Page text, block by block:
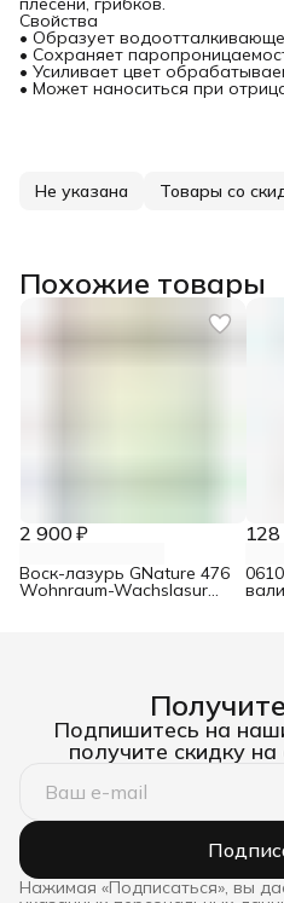
Свойства
• Образует
• Сохраняет
• Усиливает цвет
• Может наноситься при
Не указана Товары со
Похожие товары
2 900 ₽
Воск-лазурь GNature 476
Wohnraum-Wachslasur
Подпишитесь на
получите скидку
Нажимая «Подписаться», вы